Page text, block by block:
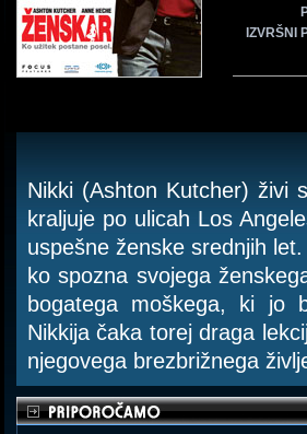
IZVRŠNI
Nikki (Ashton Kutcher) živi
kraljuje po ulicah Los
uspešne ženske srednjih
ko spozna svojega
bogatega moškega, ki jo
Nikkija čaka torej draga
njegovega brezbrižnega